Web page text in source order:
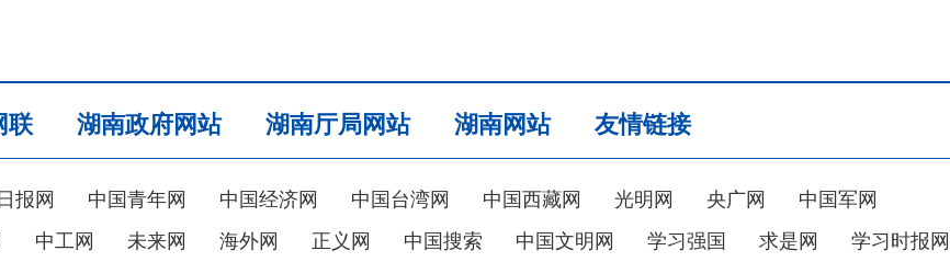
联 湖南政府网站 湖南厅局网站 湖南网站 友情链接
报网 中国青年网 中国经济网 中国台湾网 中国西藏网 光明网 央广网
中国军网
中工网 未来网 海外网 正义网 中国搜索 中国文明网 学习强国 求是网 学习时报网